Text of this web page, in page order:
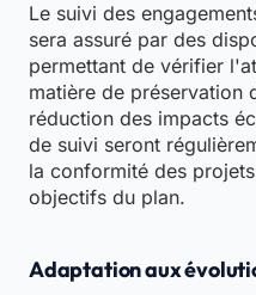
Le suivi des
sera assuré par des
permettant de vérifier
matière de préservation
réduction des impacts
de suivi seront
la conformité des
objectifs du plan.
Adaptation aux